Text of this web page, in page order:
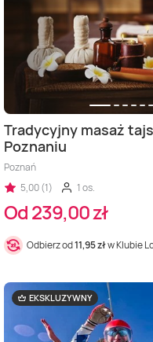
Tradycyjny masaż
Poznaniu
Poznań
5,00 (1)
1 os.
Od 239,00 zł
Odbierz od11,95 złw Klubie
EKSKLUZYWNY